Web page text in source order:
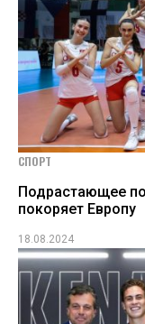
СПОРТ
Подрастающее
покоряет Европу
18.08.2024